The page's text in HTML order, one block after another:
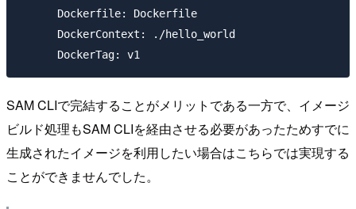
      Dockerfile: Dockerfile
      DockerContext: ./hello_world
SAM CLIで完結することがメリットである一方で、イメージ
ビルド処理もSAM CLIを経由させる必要があったためすでに
生成されたイメージを利用したい場合はこちらでは実現する
ことができませんでした。